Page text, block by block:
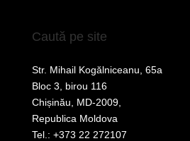
Caută pe site
Str. Mihail Kogălniceanu, 65a
Bloc 3, birou 116
Chișinău, MD-2009,
Republica Moldova
Tel.: +373 22 272107